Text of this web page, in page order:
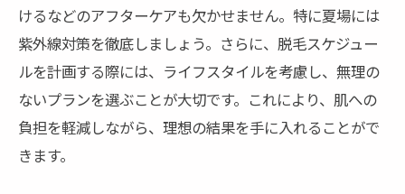
けるなどのアフターケアも欠かせません。特に夏場には
紫外線対策を徹底しましょう。さらに、脱毛スケジュー
ルを計画する際には、ライフスタイルを考慮し、無理の
ないプランを選ぶことが大切です。これにより、肌への
負担を軽減しながら、理想の結果を手に入れることがで
きます。